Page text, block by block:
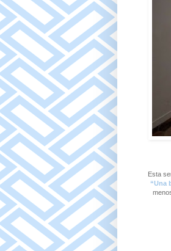
Esta
“Una